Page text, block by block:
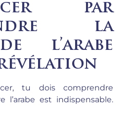
par
la
l’arabe
tu dois comprendre
l’arabe est indispensable.